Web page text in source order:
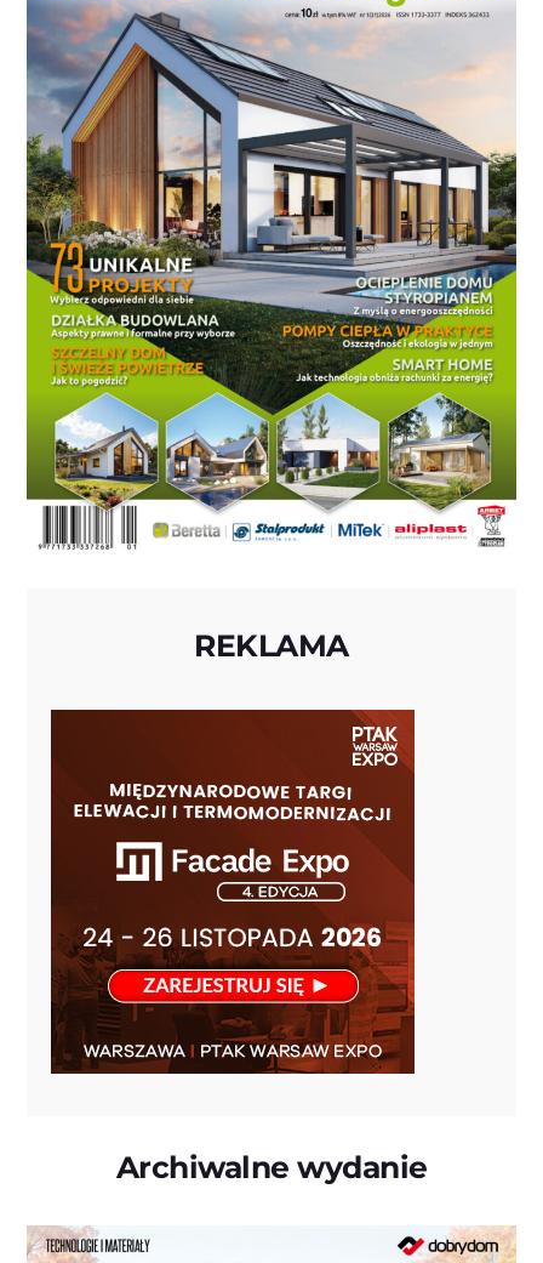
REKLAMA
Archiwalne wydanie